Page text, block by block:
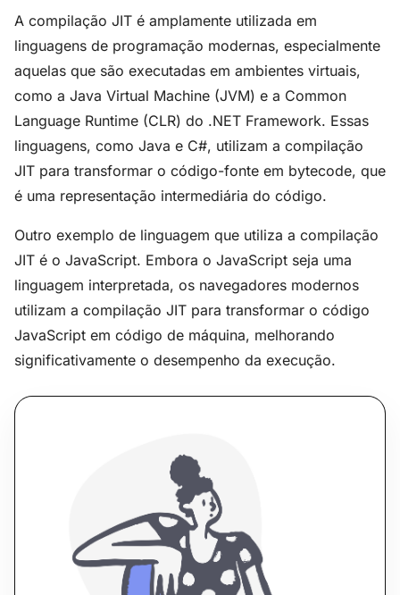
A compilação JIT é amplamente utilizada em
linguagens de programação modernas, especialmente
aquelas que são executadas em ambientes virtuais,
como a Java Virtual Machine (JVM) e a Common
Language Runtime (CLR) do .NET Framework. Essas
linguagens, como Java e C#, utilizam a compilação
JIT para transformar o código-fonte em bytecode, que
é uma representação intermediária do código.
Outro exemplo de linguagem que utiliza a compilação
JIT é o JavaScript. Embora o JavaScript seja uma
linguagem interpretada, os navegadores modernos
utilizam a compilação JIT para transformar o código
JavaScript em código de máquina, melhorando
significativamente o desempenho da execução.